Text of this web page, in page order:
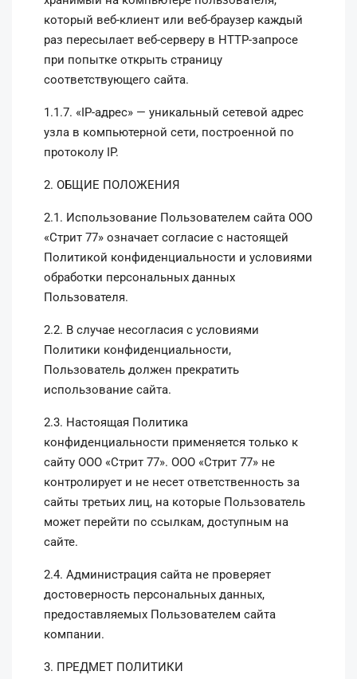
который веб-клиент или веб-браузер каждый
раз пересылает веб-серверу в HTTP-запросе
при попытке открыть страницу
соответствующего сайта.
1.1.7. «IP-адрес» — уникальный сетевой адрес
узла в компьютерной сети, построенной по
протоколу IP.
2. ОБЩИЕ ПОЛОЖЕНИЯ
2.1. Использование Пользователем сайта ООО
«Стрит 77» означает согласие с настоящей
Политикой конфиденциальности и условиями
обработки персональных данных
Пользователя.
2.2. В случае несогласия с условиями
Политики конфиденциальности,
Пользователь должен прекратить
использование сайта.
2.3. Настоящая Политика
конфиденциальности применяется только к
сайту ООО «Стрит 77». ООО «Стрит 77» не
контролирует и не несет ответственность за
сайты третьих лиц, на которые Пользователь
может перейти по ссылкам, доступным на
сайте.
2.4. Администрация сайта не проверяет
достоверность персональных данных,
предоставляемых Пользователем сайта
компании.
3. ПРЕДМЕТ ПОЛИТИКИ